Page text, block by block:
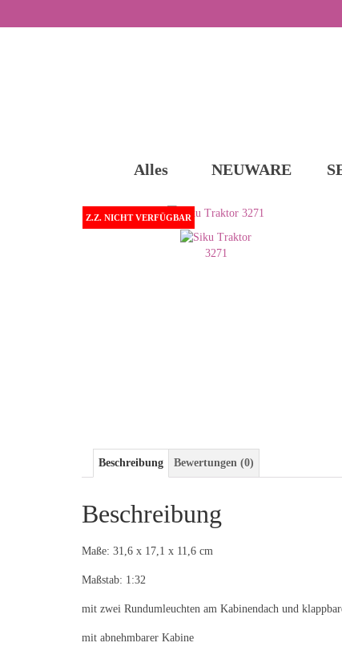
Alles NEUWARE
Z.Z. NICHT VERFÜGBAR
Beschreibung Bewertungen (0)
Beschreibung
Maße: 31,6 x 17,1 x 11,6 cm
Maßstab: 1:32
mit zwei Rundumleuchten am Kabinendach und
mit abnehmbarer Kabine